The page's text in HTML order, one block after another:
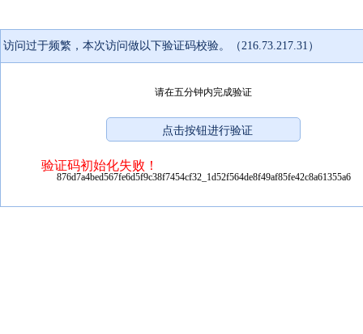
访问过于频繁，本次访问做以下验证码校验。（216.73.217.31）
请在五分钟内完成验证
验证码初始化失败！
876d7a4bed567fe6d5f9c38f7454cf32_1d52f564de8f49af85fe42c8a61355a6